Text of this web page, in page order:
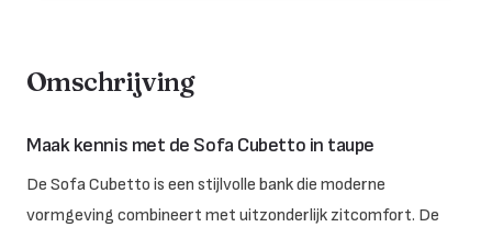
Omschrijving
Maak kennis met de Sofa Cubetto in taupe
De Sofa Cubetto is een stijlvolle bank die moderne
vormgeving combineert met uitzonderlijk zitcomfort. De